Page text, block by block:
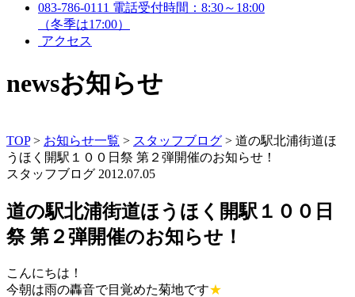
083-786-0111 電話受付時間：8:30～18:00
（冬季は17:00）
アクセス
newsお知らせ
TOP> お知らせ一覧 > スタッフブログ > 道の駅北浦街道ほ
うほく開駅１００日祭 第２弾開催のお知らせ！
スタッフブログ 2012.07.05
道の駅北浦街道ほうほく開駅１００日
祭 第２弾開催のお知らせ！
こんにちは！
今朝は雨の轟音で目覚めた菊地です★